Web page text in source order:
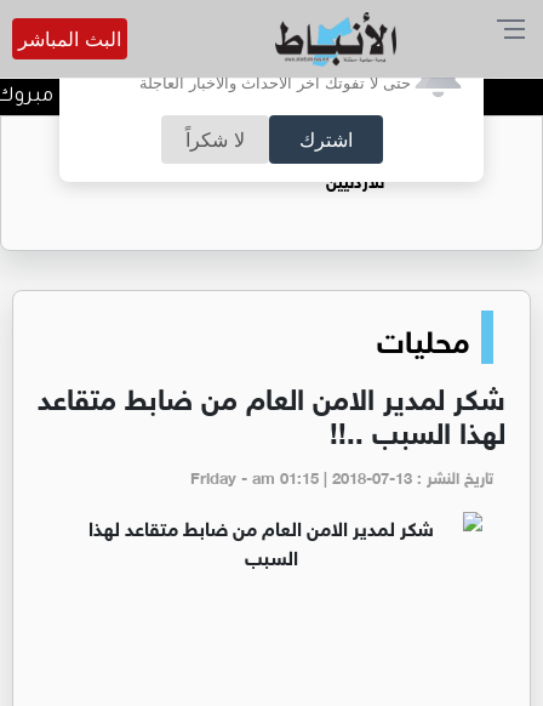
أترغب في تفعيل الإشعارات؟
حتى لا تفوتك آخر الأحداث والأخبار العاجلة
اشترك لا شكراً
البث المباشر
راشد حمزة الحوامدة الف مبروك
حقل الريشة حين يتحول الغاز إلى فرص عمل
للأردنيين
محليات
شكر لمدير الامن العام من ضابط متقاعد
لهذا السبب ..!!
تاريخ النشر : Friday - am 01:15 | 2018-07-13